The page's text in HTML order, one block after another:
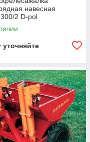
навесная
2 D-pol
уточняйте